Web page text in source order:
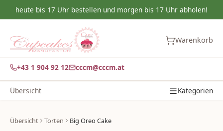
heute bis 17 Uhr bestellen und morgen bis 17 Uhr abholen!
Warenkorb
+43 1 904 92 12 cccm@cccm.at
Übersicht Kategorien
Übersicht Torten Big Oreo Cake